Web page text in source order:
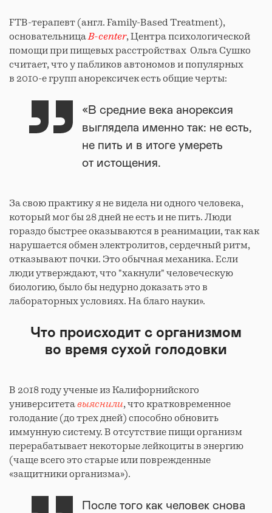
FTB-терапевт (англ. Family-Based Treatment),
основательницаB-center, Центра психологической
помощи при пищевых расстройствах Ольга Сушко
считает, что у пабликов автономов и популярных
в 2010-е групп анорексичек есть общие черты:
«В средние века анорексия
выглядела именно так: не есть,
не пить и в итоге умереть
от истощения.
За свою практику я не видела ни одного человека,
который мог бы 28 дней не есть и не пить. Люди
гораздо быстрее оказываются в реанимации, так как
нарушается обмен электролитов, сердечный ритм,
отказывают почки. Это обычная механика. Если
люди утверждают, что "хакнули" человеческую
биологию, было бы недурно доказать это в
лабораторных условиях. На благо науки».
Что происходит с организмом
во время сухой голодовки
В 2018 году ученые из Калифорнийского
университетавыяснили, что кратковременное
голодание (до трех дней) способно обновить
иммунную систему. В отсутствие пищи организм
перерабатывает некоторые лейкоциты в энергию
(чаще всего это старые или поврежденные
«защитники организма»).
После того как человек снова